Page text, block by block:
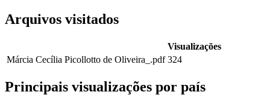
Arquivos visitados
Visualizações
Márcia Cecília Picollotto de Oliveira_.pdf 324
Principais visualizações por país